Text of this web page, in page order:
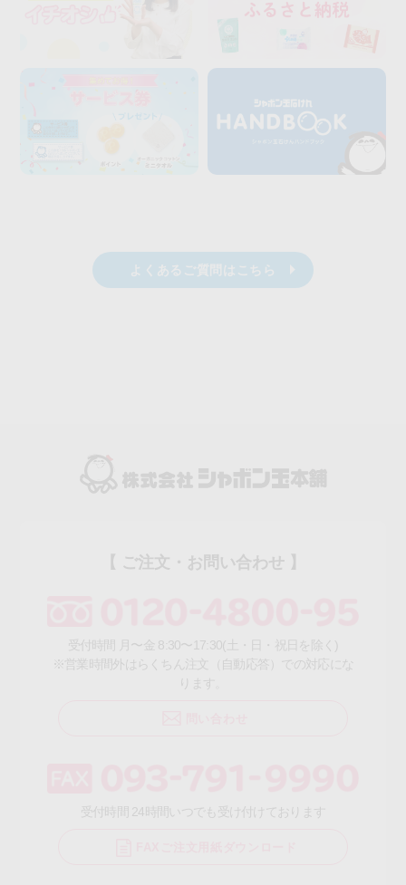
よくあるご質問はこちら
【 ご注文・お問い合わせ 】
受付時間 月〜金 8:30〜17:30(土・日・祝日を除く)
※営業時間外はらくちん注文（自動応答）での対応にな
ります。
受付時間 24時間いつでも受け付けております